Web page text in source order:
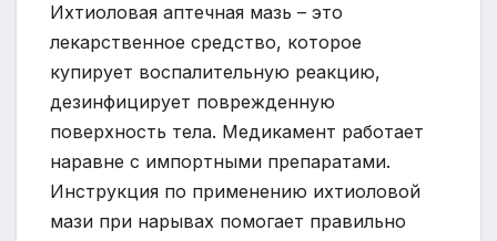
Ихтиоловая аптечная мазь – это
лекарственное средство, которое
купирует воспалительную реакцию,
дезинфицирует поврежденную
поверхность тела. Медикамент работает
наравне с импортными препаратами.
Инструкция по применению ихтиоловой
мази при нарывах помогает правильно